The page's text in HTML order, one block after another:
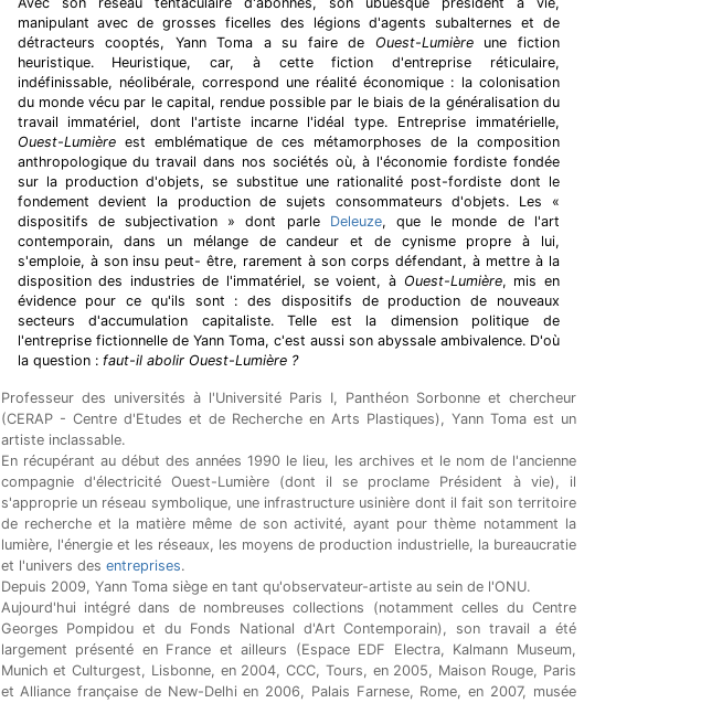
manipulant avec de grosses ficelles des légions d'agents subalternes et de
détracteurs cooptés, Yann Toma a su faire de Ouest-Lumièreune fiction
heuristique. Heuristique, car, à cette fiction d'entreprise réticulaire,
indéfinissable, néolibérale, correspond une réalité économique : la colonisation
du monde vécu par le capital, rendue possible par le biais de la généralisation du
travail immatériel, dont l'artiste incarne l'idéal type. Entreprise immatérielle,
Ouest-Lumièreest emblématique de ces métamorphoses de la composition
anthropologique du travail dans nos sociétés où, à l'économie fordiste fondée
sur la production d'objets, se substitue une rationalité post-fordiste dont le
fondement devient la production de sujets consommateurs d'objets. Les «
dispositifs de subjectivation » dont parle Deleuze, que le monde de l'art
contemporain, dans un mélange de candeur et de cynisme propre à lui,
s'emploie, à son insu peut- être, rarement à son corps défendant, à mettre à la
disposition des industries de l'immatériel, se voient, à Ouest-Lumière, mis en
évidence pour ce qu'ils sont : des dispositifs de production de nouveaux
secteurs d'accumulation capitaliste. Telle est la dimension politique de
l'entreprise fictionnelle de Yann Toma, c'est aussi son abyssale ambivalence. D'où
la question : faut-il abolir Ouest-Lumière ?
Professeur des universités à l'Université Paris I, Panthéon Sorbonne et chercheur
(CERAP - Centre d'Etudes et de Recherche en Arts Plastiques), Yann Toma est un
artiste inclassable.
En récupérant au début des années 1990 le lieu, les archives et le nom de l'ancienne
compagnie d'électricité Ouest-Lumière (dont il se proclame Président à vie), il
s'approprie un réseau symbolique, une infrastructure usinière dont il fait son territoire
de recherche et la matière même de son activité, ayant pour thème notamment la
lumière, l'énergie et les réseaux, les moyens de production industrielle, la bureaucratie
et l'univers des entreprises.
Depuis 2009, Yann Toma siège en tant qu'observateur-artiste au sein de l'ONU.
Aujourd'hui intégré dans de nombreuses collections (notamment celles du Centre
Georges Pompidou et du Fonds National d'Art Contemporain), son travail a été
largement présenté en France et ailleurs (Espace EDF Electra, Kalmann Museum,
Munich et Culturgest, Lisbonne, en 2004, CCC, Tours, en 2005, Maison Rouge, Paris
et Alliance française de New-Delhi en 2006, Palais Farnese, Rome, en 2007, musée